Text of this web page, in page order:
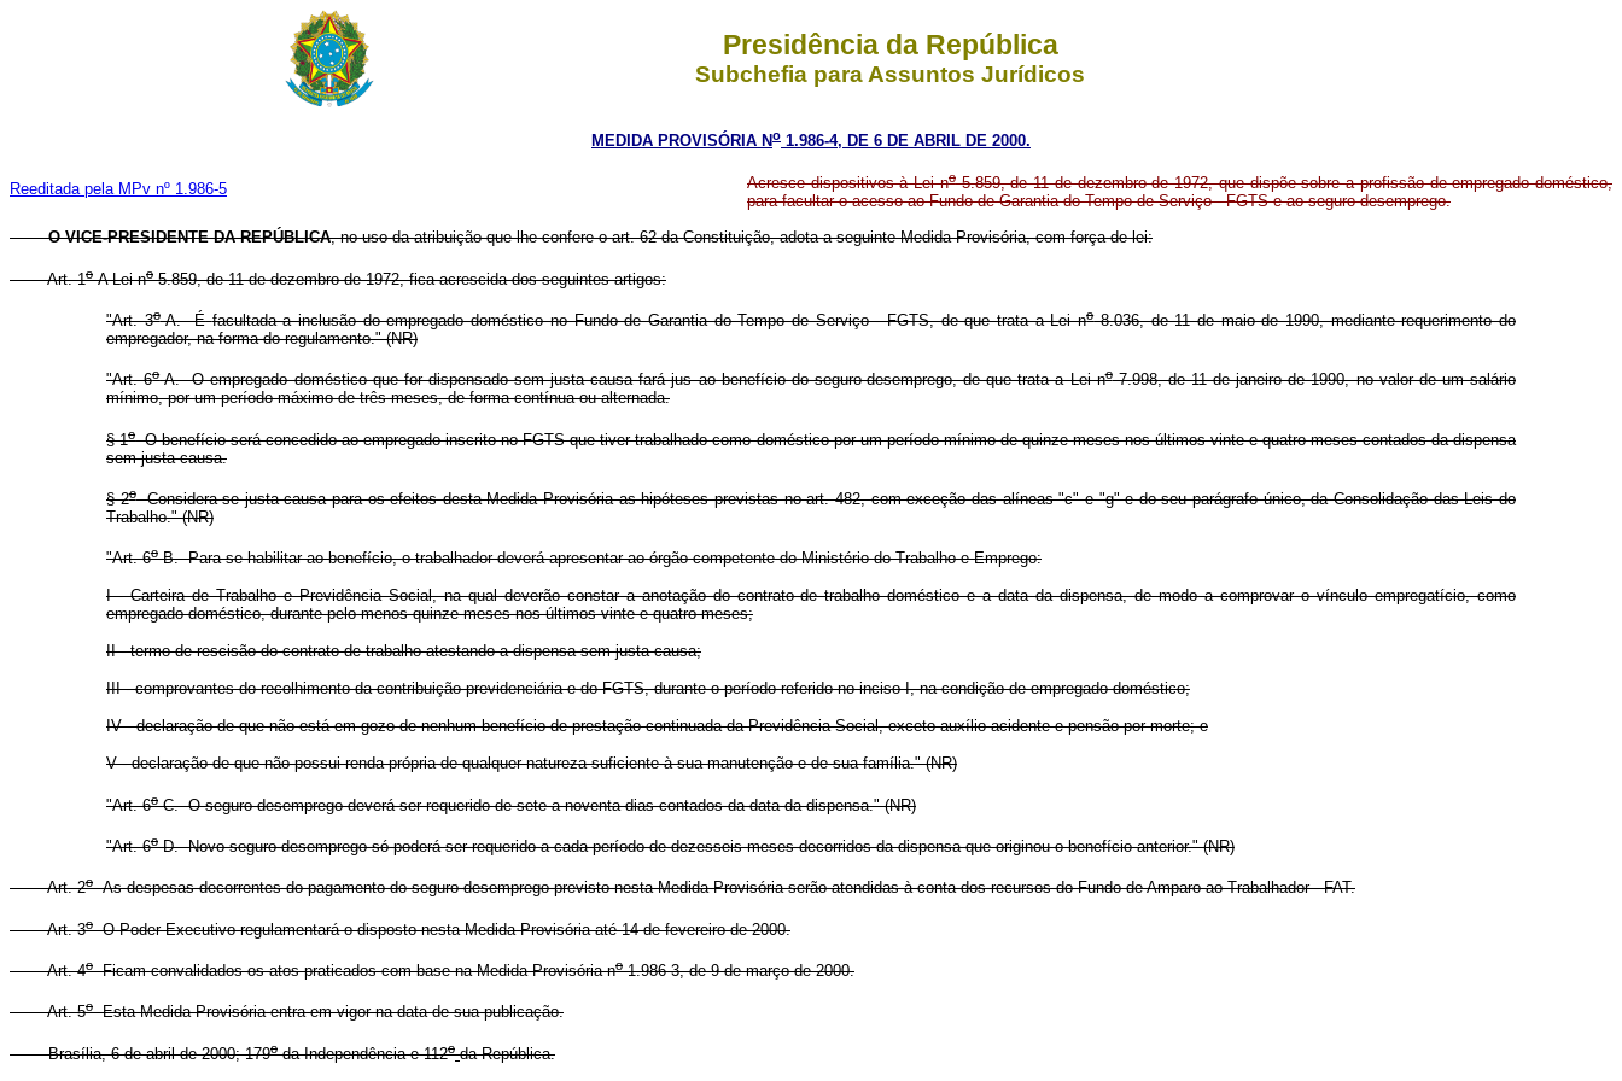
Presidência da República
Subchefia para Assuntos Jurídicos
MEDIDA PROVISÓRIA No 1.986-4, DE 6 DE ABRIL DE 2000.
Reeditada pela MPv nº 1.986-5 Acresce dispositivos à Lei no5.859, de 11 de dezembro de 1972, que dispõe sobre a profissão de empregado doméstico,
para facultar o acesso ao Fundo de Garantia do Tempo de Serviço - FGTS e ao seguro-desemprego.
O VICE-PRESIDENTE DA REPÚBLICA, no uso da atribuição que lhe confere o art. 62 da Constituição, adota a seguinte Medida Provisória, com força de lei:
Art. 1oA Lei no5.859, de 11 de dezembro de 1972, fica acrescida dos seguintes artigos:
"Art. 3o-A. É facultada a inclusão do empregado doméstico no Fundo de Garantia do Tempo de Serviço - FGTS, de que trata a Lei no8.036, de 11 de maio de 1990, mediante requerimento do
empregador, na forma do regulamento." (NR)
"Art. 6o-A. O empregado doméstico que for dispensado sem justa causa fará jus ao benefício do seguro-desemprego, de que trata a Lei no7.998, de 11 de janeiro de 1990, no valor de um salário
mínimo, por um período máximo de três meses, de forma contínua ou alternada.
§ 1oO benefício será concedido ao empregado inscrito no FGTS que tiver trabalhado como doméstico por um período mínimo de quinze meses nos últimos vinte e quatro meses contados da dispensa
sem justa causa.
§ 2oConsidera-se justa causa para os efeitos desta Medida Provisória as hipóteses previstas no art. 482, com exceção das alíneas "c" e "g" e do seu parágrafo único, da Consolidação das Leis do
Trabalho." (NR)
"Art. 6o-B. Para se habilitar ao benefício, o trabalhador deverá apresentar ao órgão competente do Ministério do Trabalho e Emprego:
I - Carteira de Trabalho e Previdência Social, na qual deverão constar a anotação do contrato de trabalho doméstico e a data da dispensa, de modo a comprovar o vínculo empregatício, como
empregado doméstico, durante pelo menos quinze meses nos últimos vinte e quatro meses;
II - termo de rescisão do contrato de trabalho atestando a dispensa sem justa causa;
III - comprovantes do recolhimento da contribuição previdenciária e do FGTS, durante o período referido no inciso I, na condição de empregado doméstico;
IV - declaração de que não está em gozo de nenhum benefício de prestação continuada da Previdência Social, exceto auxílio-acidente e pensão por morte; e
V - declaração de que não possui renda própria de qualquer natureza suficiente à sua manutenção e de sua família." (NR)
"Art. 6o-C. O seguro-desemprego deverá ser requerido de sete a noventa dias contados da data da dispensa." (NR)
"Art. 6o-D. Novo seguro-desemprego só poderá ser requerido a cada período de dezesseis meses decorridos da dispensa que originou o benefício anterior." (NR)
Art. 2oAs despesas decorrentes do pagamento do seguro-desemprego previsto nesta Medida Provisória serão atendidas à conta dos recursos do Fundo de Amparo ao Trabalhador - FAT.
Art. 3oO Poder Executivo regulamentará o disposto nesta Medida Provisória até 14 de fevereiro de 2000.
Art. 4oFicam convalidados os atos praticados com base na Medida Provisória no1.986-3, de 9 de março de 2000.
Art. 5oEsta Medida Provisória entra em vigor na data de sua publicação.
Brasília, 6 de abril de 2000; 179oda Independência e 112o da República.